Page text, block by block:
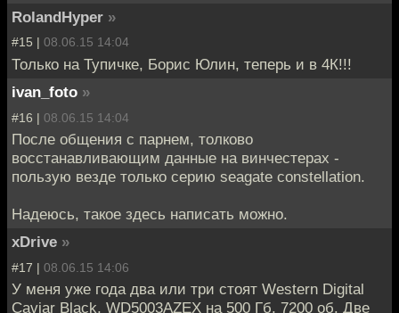
RolandHyper »
#15 | 08.06.15 14:04
Только на Тупичке, Борис Юлин, теперь и в 4К!!!
ivan_foto »
#16 | 08.06.15 14:04
После общения с парнем, толково
восстанавливающим данные на винчестерах -
пользую везде только серию seagate constellation.
Надеюсь, такое здесь написать можно.
xDrive »
#17 | 08.06.15 14:06
У меня уже года два или три стоят Western Digital
Caviar Black, WD5003AZEX на 500 Гб. 7200 об. Две